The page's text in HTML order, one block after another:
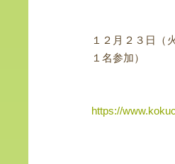
１２月２３日（
１名参加）
https://